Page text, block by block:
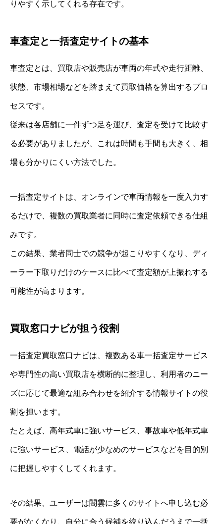
りやすく示してくれる存在です。
車査定と一括査定サイトの基本
車査定とは、買取店や販売店が車両の年式や走行距離、
状態、市場相場などを踏まえて買取価格を算出するプロ
セスです。
従来は各店舗に一件ずつ足を運び、査定を受けて比較す
る必要がありましたが、これは時間も手間も大きく、相
場も分かりにくい方法でした。
一括査定サイトは、オンラインで車両情報を一度入力す
るだけで、複数の買取業者に同時に査定依頼できる仕組
みです。
この結果、業者同士での競争が起こりやすくなり、ディ
ーラー下取りだけのケースに比べて査定額が上振れする
可能性が高まります。
買取窓口ナビが担う役割
一括査定買取窓口ナビは、複数ある車一括査定サービス
や専門性の高い買取店を横断的に整理し、利用者のニー
ズに応じて最適な組み合わせを紹介する情報サイトの役
割を担います。
たとえば、高年式車に強いサービス、事故車や低年式車
に強いサービス、電話が少なめのサービスなどを目的別
に把握しやすくしてくれます。
その結果、ユーザーは闇雲に多くのサイトへ申し込む必
要がなくなり、自分に合う候補を絞り込んだうえで一括